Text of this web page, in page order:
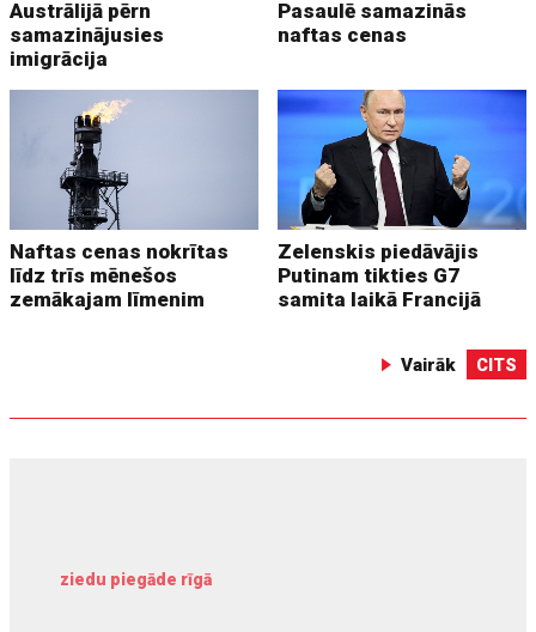
Austrālijā pērn
samazinājusies
imigrācija
Pasaulē samazinās
naftas cenas
Naftas cenas nokrītas
līdz trīs mēnešos
zemākajam līmenim
Zelenskis piedāvājis
Putinam tikties G7
samita laikā Francijā
Vairāk CITS
ziedu piegāde rīgā